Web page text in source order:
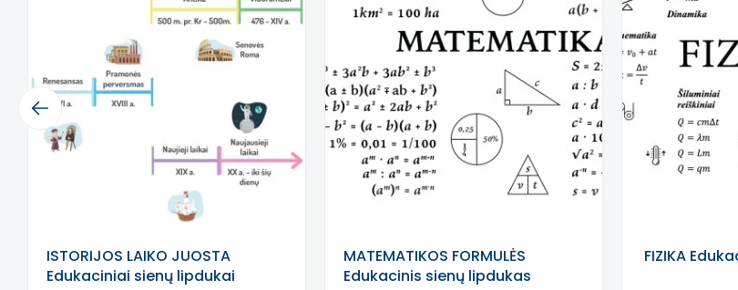
Previous
ISTORIJOS LAIKO JUOSTA
Edukaciniai sienų lipdukai
MATEMATIKOS FORMULĖS
Edukacinis sienų lipdukas
FIZIKA